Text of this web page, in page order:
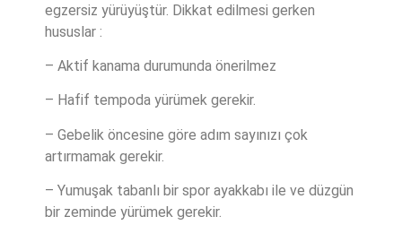
egzersiz yürüyüştür. Dikkat edilmesi gerken
hususlar :
– Aktif kanama durumunda önerilmez
– Hafif tempoda yürümek gerekir.
– Gebelik öncesine göre adım sayınızı çok
artırmamak gerekir.
– Yumuşak tabanlı bir spor ayakkabı ile ve düzgün
bir zeminde yürümek gerekir.